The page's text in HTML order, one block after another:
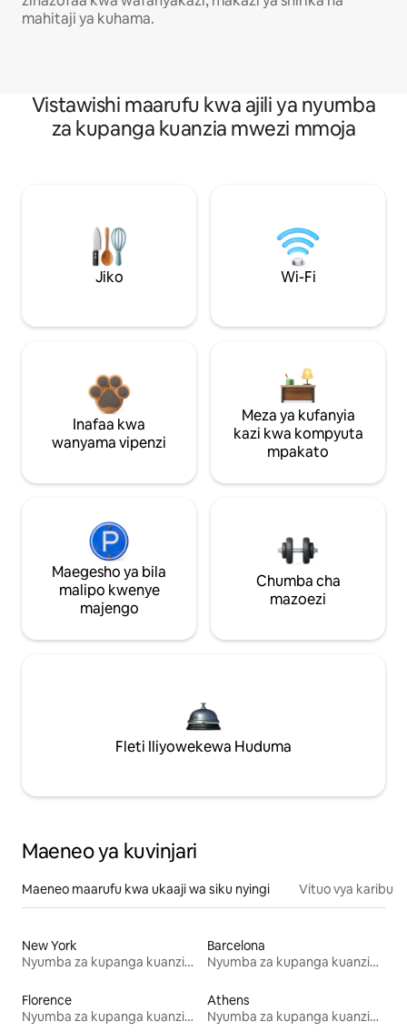
mahitaji ya kuhama.
Vistawishi maarufu kwa ajili ya nyumba
za kupanga kuanzia mwezi mmoja
Jiko Wi-Fi
Inafaa kwa
wanyama vipenzi
Meza ya kufanyia
kazi kwa kompyuta
mpakato
Maegesho ya bila
malipo kwenye
majengo
Chumba cha
mazoezi
Fleti Iliyowekewa Huduma
Maeneo ya kuvinjari
Maeneo maarufu kwa ukaaji wa siku nyingi Vituo vya karibu
New York
Nyumba za kupanga kuanzia mwezi mmoja
Barcelona
Nyumba za kupanga kuanzia mwezi mmoja
Florence
Nyumba za kupanga kuanzia mwezi mmoja
Athens
Nyumba za kupanga kuanzia mwezi mmoja